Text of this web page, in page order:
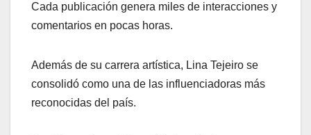
Cada publicación genera miles de interacciones y
comentarios en pocas horas.
Además de su carrera artística, Lina Tejeiro se
consolidó como una de las influenciadoras más
reconocidas del país.